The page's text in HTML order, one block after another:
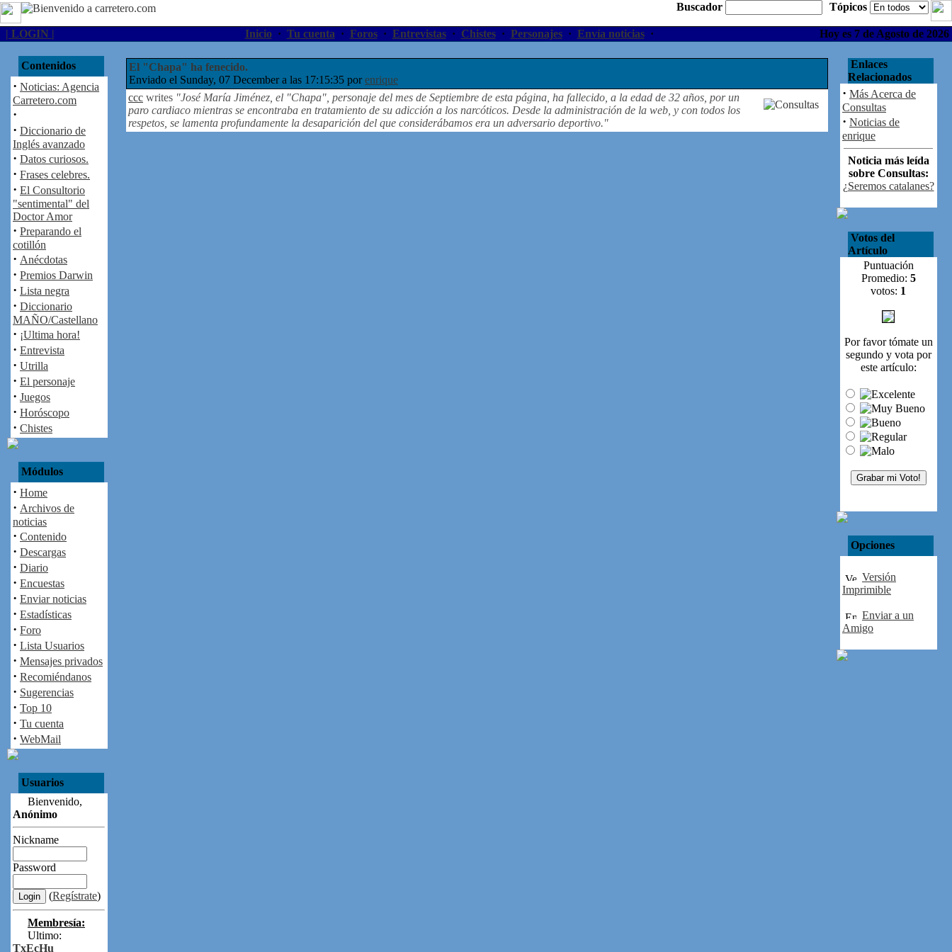
Buscador Tópicos
| LOGIN | Inicio· Tu cuenta · Foros· Entrevistas· Chistes· Personajes· Envía noticias· Hoy es 7 de Agosto de 2026
Contenidos
· Noticias: Agencia
Carretero.com
·
· Diccionario de
Inglés avanzado
· Datos curiosos.
· Frases celebres.
· El Consultorio
"sentimental" del
Doctor Amor
· Preparando el
cotillón
· Anécdotas
· Premios Darwin
· Lista negra
· Diccionario
MAÑO/Castellano
· ¡Ultima hora!
· Entrevista
· Utrilla
· El personaje
· Juegos
· Horóscopo
· Chistes
Módulos
· Home
· Archivos de
noticias
· Contenido
· Descargas
· Diario
· Encuestas
· Enviar noticias
· Estadísticas
· Foro
· Lista Usuarios
· Mensajes privados
· Recomiéndanos
· Sugerencias
· Top 10
· Tu cuenta
· WebMail
Usuarios
Bienvenido,
Anónimo
Nickname
Password
(Regístrate)
Membresía:
Ultimo:
TxEcHu
El "Chapa" ha fenecido.
Enviado el Sunday, 07 December a las 17:15:35 porenrique
ccc writes "José María Jiménez, el "Chapa", personaje del mes de Septiembre de esta página, ha fallecido, a la edad de 32 años, por un
paro cardiaco mientras se encontraba en tratamiento de su adicción a los narcóticos. Desde la administración de la web, y con todos los
respetos, se lamenta profundamente la desaparición del que considerábamos era un adversario deportivo."
Enlaces
Relacionados
· Más Acerca de
Consultas
· Noticias de
enrique
Noticia más leída
sobre Consultas:
¿Seremos catalanes?
Votos del
Artículo
Puntuación
Promedio: 5
votos: 1
Por favor tómate un
segundo y vota por
este artículo:
Opciones
Versión
Imprimible
Enviar a un
Amigo